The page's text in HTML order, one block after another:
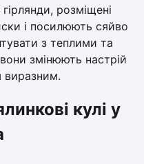
розміщені
і посилюють сяйво
з теплими та
змінюють настрій
виразним.
кулі у